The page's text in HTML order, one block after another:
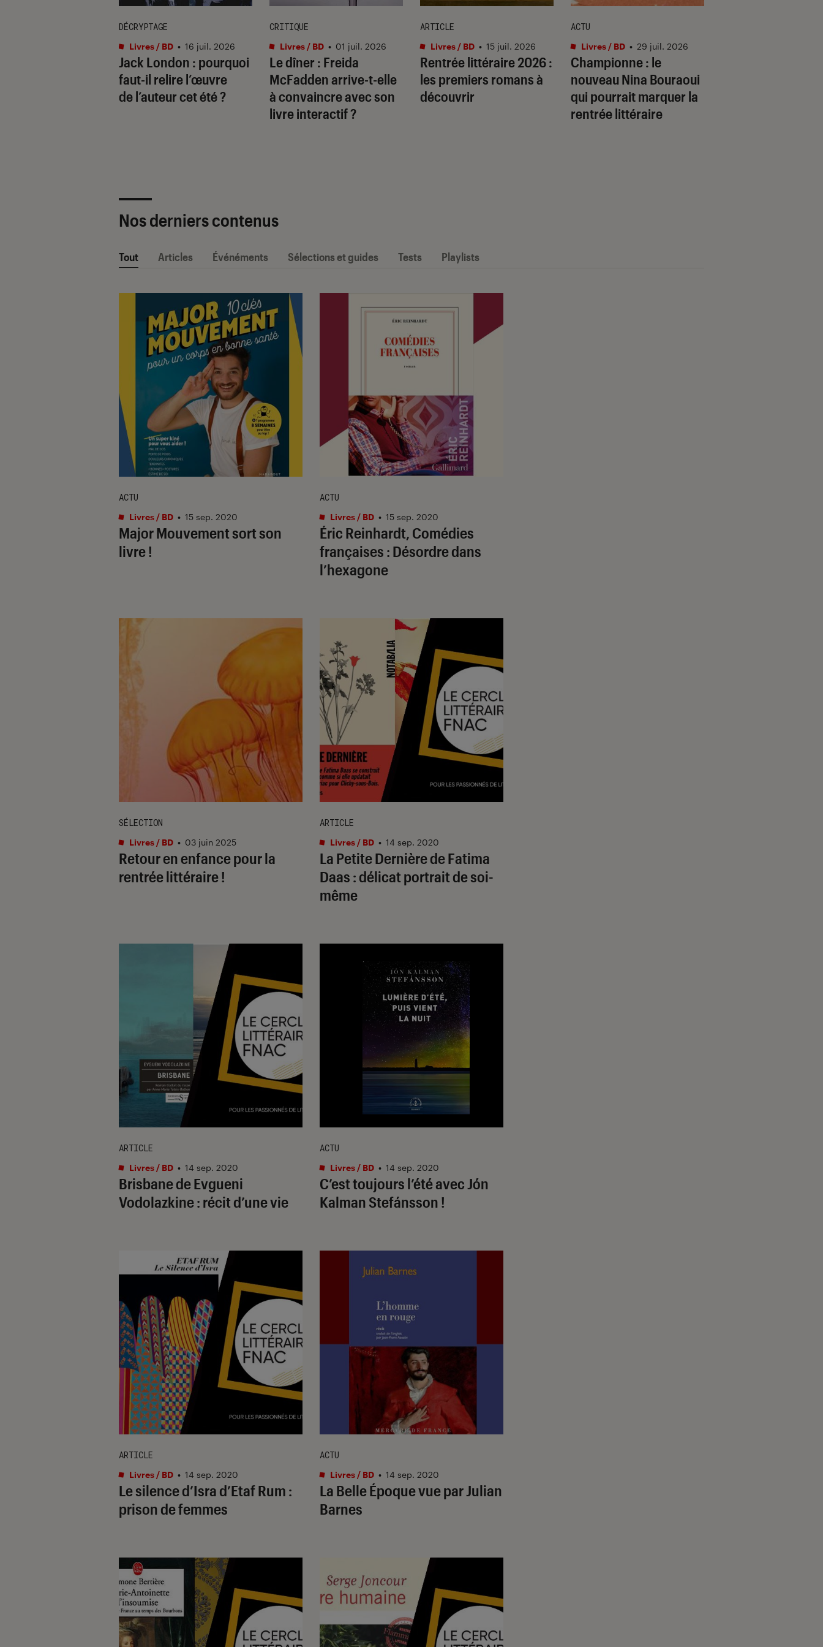
Jack London : pourquoi
faut-il relire l’œuvre
de l’auteur cet été ?
DÉCRYPTAGE
Livres / BD • 16 juil. 2026
Le dîner : Freida
McFadden arrive-t-elle
à convaincre avec son
livre interactif ?
CRITIQUE
Livres / BD • 01 juil. 2026
Rentrée littéraire 2026 :
les premiers romans à
découvrir
ARTICLE
Livres / BD • 15 juil. 2026
Championne: le
nouveau Nina Bouraoui
qui pourrait marquer la
rentrée littéraire
ACTU
Livres / BD • 29 juil. 2026
Nos derniers contenus
Tout Articles Événéments Sélections et guides Tests Playlists
Major Mouvement sort son
livre !
ACTU
Livres / BD • 15 sep. 2020
Éric Reinhardt, Comédies
françaises : Désordre dans
l’hexagone
ACTU
Livres / BD • 15 sep. 2020
Retour en enfance pour la
rentrée littéraire !
SÉLECTION
Livres / BD • 03 juin 2025
La Petite Dernière de Fatima
Daas : délicat portrait de soi-
même
ARTICLE
Livres / BD • 14 sep. 2020
Brisbane de Evgueni
Vodolazkine : récit d’une vie
ARTICLE
Livres / BD • 14 sep. 2020
C’est toujours l’été avec Jón
Kalman Stefánsson !
ACTU
Livres / BD • 14 sep. 2020
Le silence d’Isra d’Etaf Rum :
prison de femmes
ARTICLE
Livres / BD • 14 sep. 2020
La Belle Époque vue par Julian
Barnes
ACTU
Livres / BD • 14 sep. 2020